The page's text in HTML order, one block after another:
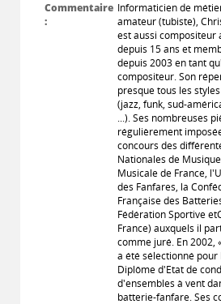
Commentaire
:
Informaticien de
amateur (tubiste),
est aussi compositeur
depuis 15 ans et
depuis 2003 en tant
compositeur. Son
presque tous les
(jazz, funk, sud-
...). Ses nombreuses
régulièrement
concours des
Nationales de
Musicale de France,
des Fanfares, la
Française des
Fédération Sportive
France) auxquels il
comme juré. En 2002,
a été sélectionné pour
Diplôme d'Etat de
d'ensembles à vent
batterie-fanfare. Ses